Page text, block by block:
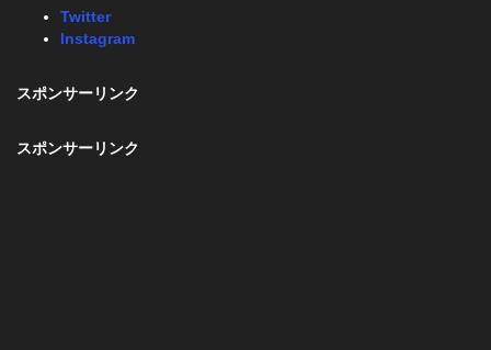
Twitter
Instagram
スポンサーリンク
スポンサーリンク